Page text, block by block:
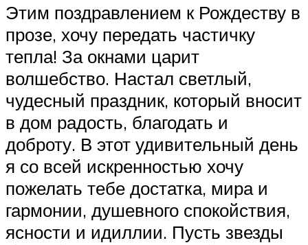
Этим поздравлением к Рождеству в
прозе, хочу передать частичку
тепла! За окнами царит
волшебство. Настал светлый,
чудесный праздник, который вносит
в дом радость, благодать и
доброту. В этот удивительный день
я со всей искренностью хочу
пожелать тебе достатка, мира и
гармонии, душевного спокойствия,
ясности и идиллии. Пусть звезды